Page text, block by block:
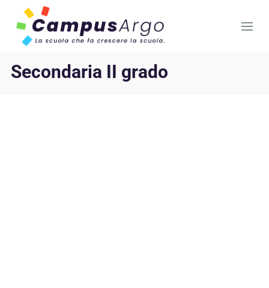
Secondaria II grado